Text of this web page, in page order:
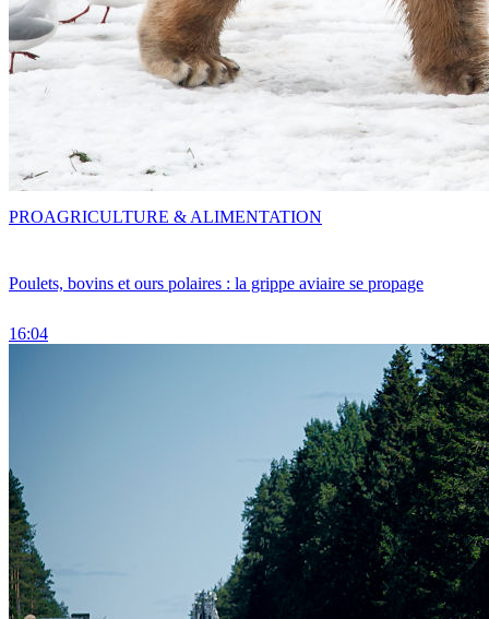
Poulets, bovins et ours polaires : la grippe aviaire se propage
16:04
PROAGRICULTURE & ALIMENTATION